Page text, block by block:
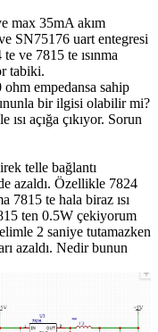
max 35mA akım
SN75176 uart entegresi
ve 7815 te ısınma
tabiki.
empedansa sahip
bir ilgisi olabilir mi?
açığa çıkıyor. Sorun
telle bağlantı
azaldı. Özellikle 7824
7815 te hala biraz ısı
ten 0.5W çekiyorum
2 saniye tutamazken
azaldı. Nedir bunun